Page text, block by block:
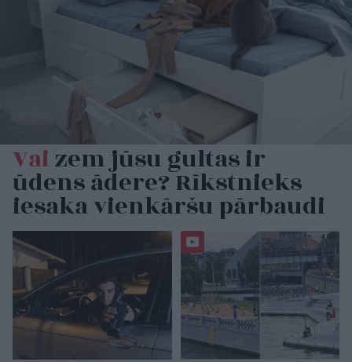
Vaizem jūsu gultas ir
ūdens ādere? Rīkstnieks
iesaka vienkāršu pārbaudi